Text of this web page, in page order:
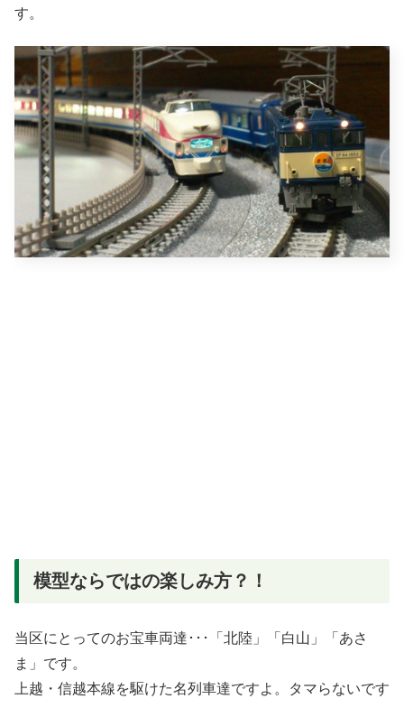
す。
模型ならではの楽しみ方？！
当区にとってのお宝車両達･･･「北陸」「白山」「あさ
ま」です。
上越・信越本線を駆けた名列車達ですよ。タマらないです